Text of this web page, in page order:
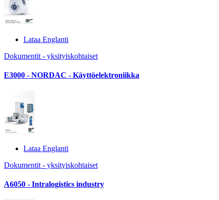
Lataa Englanti
Dokumentit - yksityiskohtaiset
E3000 - NORDAC - Käyttöelektroniikka
Lataa Englanti
Dokumentit - yksityiskohtaiset
A6050 - Intralogistics industry